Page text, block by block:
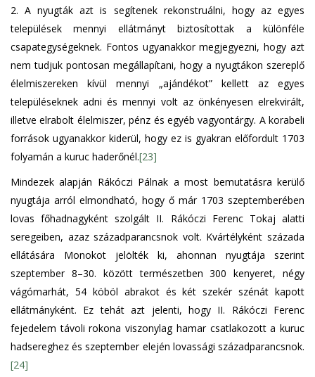
2. A nyugták azt is segítenek rekonstruálni, hogy az egyes
települések mennyi ellátmányt biztosítottak a különféle
csapategységeknek. Fontos ugyanakkor megjegyezni, hogy azt
nem tudjuk pontosan megállapítani, hogy a nyugtákon szereplő
élelmiszereken kívül mennyi „ajándékot” kellett az egyes
településeknek adni és mennyi volt az önkényesen elrekvirált,
illetve elrabolt élelmiszer, pénz és egyéb vagyontárgy. A korabeli
források ugyanakkor kiderül, hogy ez is gyakran előfordult 1703
folyamán a kuruc haderőnél.[23]
Mindezek alapján Rákóczi Pálnak a most bemutatásra kerülő
nyugtája arról elmondható, hogy ő már 1703 szeptemberében
lovas főhadnagyként szolgált II. Rákóczi Ferenc Tokaj alatti
seregeiben, azaz századparancsnok volt. Kvártélyként százada
ellátására Monokot jelölték ki, ahonnan nyugtája szerint
szeptember 8–30. között természetben 300 kenyeret, négy
vágómarhát, 54 köböl abrakot és két szekér szénát kapott
ellátmányként. Ez tehát azt jelenti, hogy II. Rákóczi Ferenc
fejedelem távoli rokona viszonylag hamar csatlakozott a kuruc
hadsereghez és szeptember elején lovassági századparancsnok.
[24]